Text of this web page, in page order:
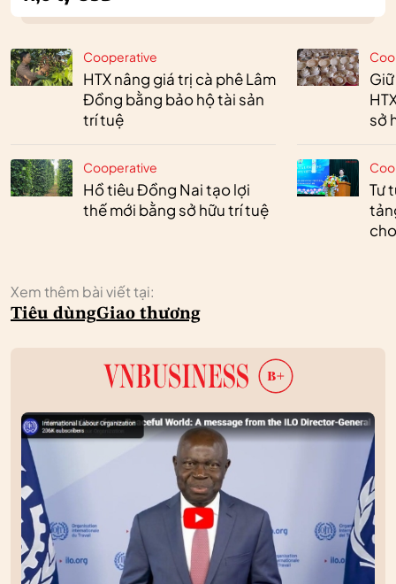
Cooperative
HTX nâng giá trị cà phê Lâm
Đồng bằng bảo hộ tài sản
trí tuệ
Cooperative
Hồ tiêu Đồng Nai tạo lợi
thế mới bằng sở hữu trí tuệ
sở
Tư
Xem thêm bài viết tại:
Tiêu dùngGiao thương